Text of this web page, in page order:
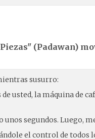
(Padawan)
susurro:
usted, la máquina de
unos segundos. Luego,
el control de todos